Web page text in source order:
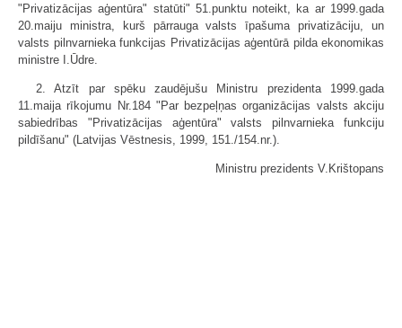
"Privatizācijas aģentūra" statūti" 51.punktu noteikt, ka ar 1999.gada
20.maiju ministra, kurš pārrauga valsts īpašuma privatizāciju, un
valsts pilnvarnieka funkcijas Privatizācijas aģentūrā pilda ekonomikas
ministre I.Ūdre.
2. Atzīt par spēku zaudējušu Ministru prezidenta 1999.gada
11.maija rīkojumu Nr.184 "Par bezpeļņas organizācijas valsts akciju
sabiedrības "Privatizācijas aģentūra" valsts pilnvarnieka funkciju
pildīšanu" (Latvijas Vēstnesis, 1999, 151./154.nr.).
Ministru prezidents V.Krištopans